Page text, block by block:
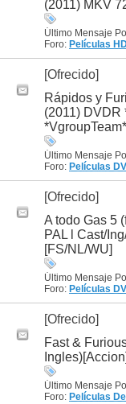
(2011) MKV
Último Mensaje
Foro: Películas
[Ofrecido]
Rápidos y
(2011) DVDR
*VgroupTeam*
Último Mensaje
Foro: Películas
[Ofrecido]
A todo Gas 5
PAL l Cast/
[FS/NL/WU]
Último Mensaje
Foro: Películas
[Ofrecido]
Fast &
Último Mensaje
Foro: Películas